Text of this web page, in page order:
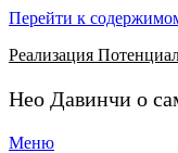
Перейти к
Реализация
Нео Давинчи о
Меню